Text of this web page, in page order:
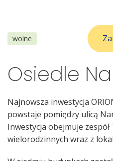
wolne
Osiedle
Najnowsza inwestycja
powstaje pomiędzy ulicą
Inwestycja obejmuje
wielorodzinnych wraz z